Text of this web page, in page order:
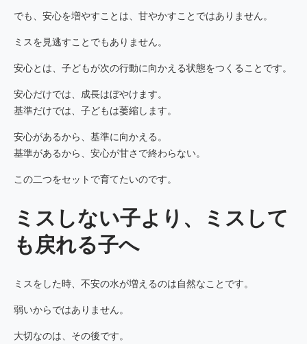
でも、安心を増やすことは、甘やかすことではありません。
ミスを見逃すことでもありません。
安心とは、子どもが次の行動に向かえる状態をつくることです。
安心だけでは、成長はぼやけます。
基準だけでは、子どもは萎縮します。
安心があるから、基準に向かえる。
基準があるから、安心が甘さで終わらない。
この二つをセットで育てたいのです。
ミスしない子より、ミスして
も戻れる子へ
ミスをした時、不安の水が増えるのは自然なことです。
弱いからではありません。
大切なのは、その後です。